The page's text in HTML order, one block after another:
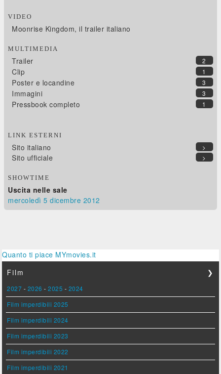
VIDEO
Moonrise Kingdom, il trailer italiano
MULTIMEDIA
2
Trailer
1
Clip
3
Poster e locandine
3
Immagini
1
Pressbook completo
LINK ESTERNI
>
Sito italiano
>
Sito ufficiale
SHOWTIME
Uscita nelle sale
mercoledì 5 dicembre 2012
Quanto ti piace MYmovies.it
Film
❯
2027 - 2026 -2025 - 2024
Film imperdibili 2025
Film imperdibili 2024
Film imperdibili 2023
Film imperdibili 2022
Film imperdibili 2021